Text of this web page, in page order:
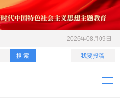
2026年08月09日
搜 索 我要投稿